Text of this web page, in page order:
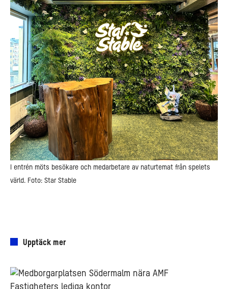
I entrén möts besökare och medarbetare av naturtemat från spelets
värld. Foto: Star Stable
Upptäck mer
Läget
viktigt